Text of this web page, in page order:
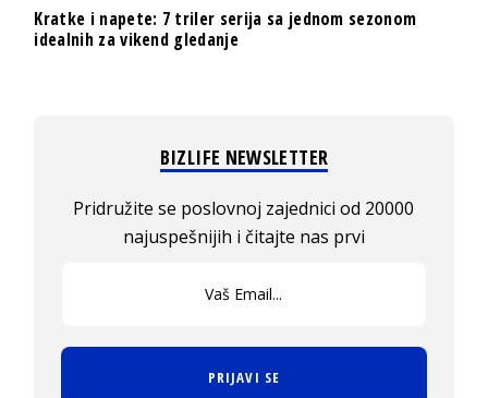
Kratke i napete: 7 triler serija sa jednom sezonom
idealnih za vikend gledanje
BIZLIFE NEWSLETTER
Pridružite se poslovnoj zajednici od 20000
najuspešnijih i čitajte nas prvi
PRIJAVI SE